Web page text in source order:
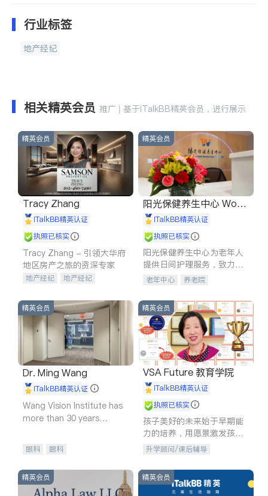
行业标签
地产经纪
相关精英会员 推广 | 基于iTalkBB精英会员，进行展示
精英会员
Tracy Zhang
iTalkBB精英认证
执照已核实
Tracy Zhang - 引领大华府
地区房产之旅的资深专家
地产经纪
地产经纪
商铺租售
开发商建商
精英会员
阳光保健养生中心 World
shine
iTalkBB精英认证
执照已核实
阳光保健养生中心为老年人
提供日间护理服务，致力于
通过持续的护理创新来有效
老年中心 养老院
精英会员
Dr. Ming Wang
iTalkBB精英认证
Wang Vision Institute has
more than 30 years
眼科 眼科
精英会员
VSA Future 教育学院
iTalkBB精英认证
执照已核实
孩子美好的未来始于早期能
力的培养，用愿景激发孩子
的学习潜力和动力。理念：
拥有成长型心态是成功的基
石。
升学顾问/课后辅导
精英会员 精英会员